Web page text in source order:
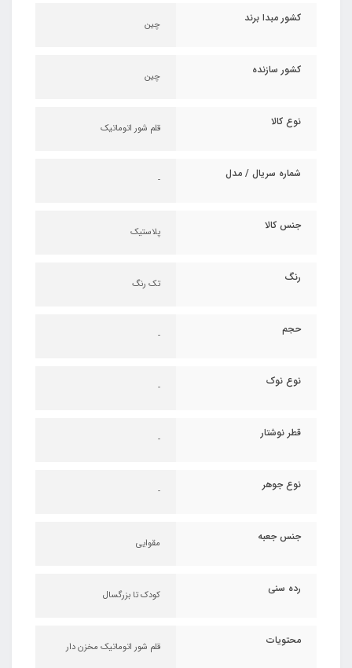
کشور مبدا برند چین
کشور سازنده چین
نوع کالا قلم شور اتوماتیک
شماره سریال / مدل -
جنس کالا پلاستیک
رنگ تک رنگ
حجم -
نوع نوک -
قطر نوشتار -
نوع جوهر -
جنس جعبه مقوایی
رده سنی کودک تا بزرگسال
محتویات قلم شور اتوماتیک مخزن دار